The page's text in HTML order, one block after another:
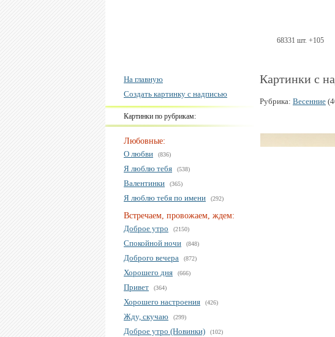
68331 шт. +105
На главную
Создать картинку с надписью
Картинки по рубрикам:
Любовные:
О любви
(836)
Я люблю тебя (538)
Валентинки (365)
Я люблю тебя по имени (292)
Встречаем, провожаем, ждем:
Доброе утро
(2150)
Спокойной ночи (848)
Доброго вечера (872)
Хорошего дня (666)
Привет (364)
Хорошего настроения (426)
Жду, скучаю (299)
Доброе утро (Новинки) (102)
Картинки с
Рубрика: Весенние